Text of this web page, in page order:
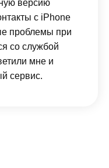
версию
с iPhone
проблемы при
со службой
мне и
сервис.